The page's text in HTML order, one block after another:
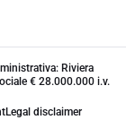
Riviera
€ 28.000.000 i.v.
Legal disclaimer